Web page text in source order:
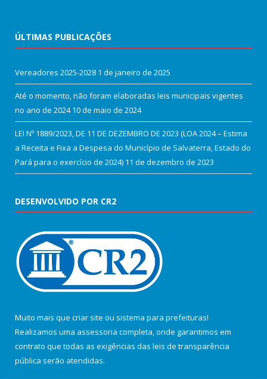
ÚLTIMAS PUBLICAÇÕES
Vereadores 2025-2028 1 de janeiro de 2025
Até o momento, não foram elaboradas leis municipais vigentes
no ano de 2024 10 de maio de 2024
LEI Nº 1889/2023, DE 11 DE DEZEMBRO DE 2023 (LOA 2024 – Estima
a Receita e Fixa a Despesa do Município de Salvaterra, Estado do
Pará para o exercício de 2024) 11 de dezembro de 2023
DESENVOLVIDO POR CR2
Muito mais que criar site ou sistema para prefeituras!
Realizamos uma assessoria completa, onde garantimos em
contrato que todas as exigências das leis de transparência
pública serão atendidas.